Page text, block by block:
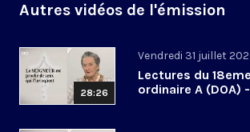
Autres vidéos de l'émission
28:26
Vendredi 31 juillet
Lectures du
ordinaire A (DOA)